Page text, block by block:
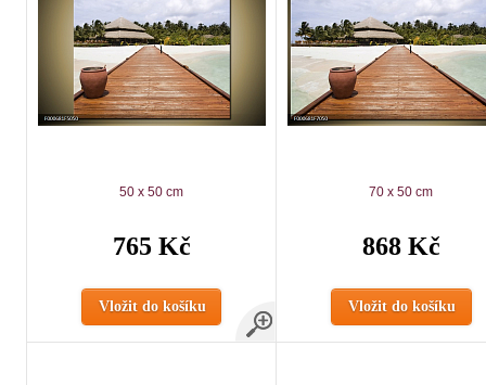
50 x 50 cm
765 Kč
Vložit do košíku
70 x 50 cm
868 Kč
Vložit do košíku